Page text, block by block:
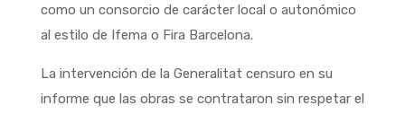
como un consorcio de carácter local o autonómico
al estilo de Ifema o Fira Barcelona.
La intervención de la Generalitat censuro en su
informe que las obras se contrataron sin respetar el